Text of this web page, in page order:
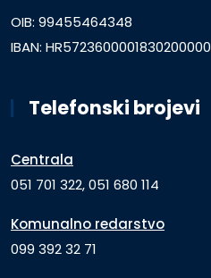
OIB: 99455464348
IBAN: HR5723600001830200000
Telefonski brojevi
Centrala
051 701 322, 051 680 114
Komunalno redarstvo
099 392 32 71